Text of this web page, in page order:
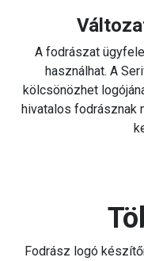
A fodrászat
használhat. A
kölcsönözhet
hivatalos fodrásznak
Fodrász logó